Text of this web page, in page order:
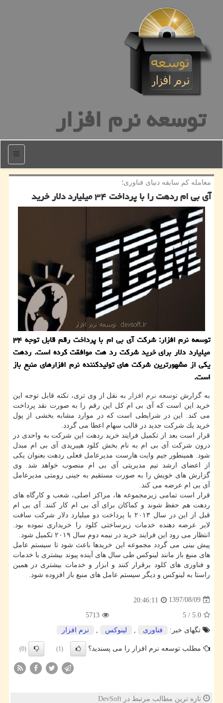
توسعه نرم افزار
منو
معامله كم سابقه دنیای فناوری؛
آی بی ام ردهت را با پرداخت ۳۴ میلیارد دلار خرید
توسعه نرم افزار: شركت آی بی ام با پرداخت رقم قابل توجه ۳۴
میلیارد دلار برای خرید شركت رد هت موافقت كرده است. ردهت
یكی از مشهورترین شركت های تولیدكننده نرم افزارهای منبع باز
است.
به گزارش توسعه نرم افزار
به نقل از وی تری، نكته قابل توجه این
خرید این است كه آی بی ام كل این رقم را به صورت نقد پرداخت
می كند. این در شرایطی است كه در موارد مشابه بخشی از پول
خرید یك شركت جدید در قالب سهام اعطا می گردد.
قرار است بعد از تكمیل فرایند خرید ردهت این شركت به واحدی در
درون شركت آی بی ام به نام بخش كلود هیبریدی آی بی ام مبدل
شود. همینطور جیم وایت هارست مدیرعامل فعلی ردهت بعنوان یكی
از اعضای ارشد تیم مدیریتی آی بی ام منصوب خواهد شد. وی
گزارش های خویش را به صورت مستقیم به جینی رومتی مدیرعامل
آی بی ام عرضه می كند.
قرار است تمامی زیرمجموعه ها، مراكز اصلی، شعب و كارگاه های
ردهت هم حفظ شوند و كماكان برای آی بی ام كار كنند. آی بی ام
قبل از این در سال ۲۰۱۳ با پرداخت دو میلیارد دلار شركت سافت
لایر عرضه دهنده خدمات زیرساختی كلود را خریداری نموده بود.
انتظار می رود این فرایند خرید در نیمه دوم سال ۲۰۱۹ تكمیل شود.
پیش بینی می گردد مجموعه این خریدها باعث شود تا سیستم عامل
های منبع باز مانند لینوكس طی سال های آینده پیوند بیشتری با خدمات
و فناوری های كلود برقرار كنند و ابزار و خدمات بیشتری در همین
راستا به لینوكس و دیگر سیستم عامل های منبع باز افزوده شود.
1397/08/09
20:46:11
5.0
/
5
5713
تگهای خبر:
فناوری لینوكس نرم افزار
مطلب توسعه نرم افزار را می پسندید؟ (1)
(0)
تازه ترین مطالب مرتبط در DevSoft